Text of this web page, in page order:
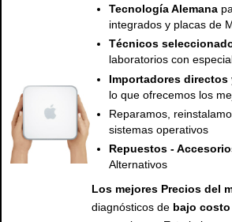
Tecnología Alemana
integrados y placas de
Técnicos
laboratorios con
Importadores
lo que ofrecemos los
Reparamos,
sistemas operativos
Repuestos -
Alternativos
Los mejores Precios del
diagnósticos de bajo costo